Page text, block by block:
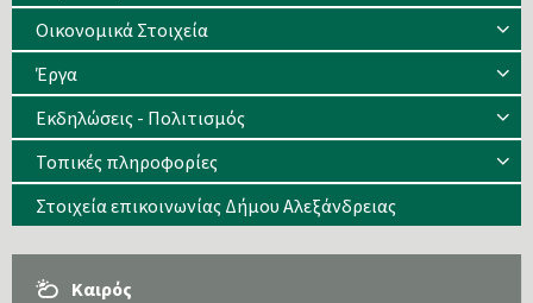
Οικονομικά Στοιχεία
Έργα
Εκδηλώσεις - Πολιτισμός
Τοπικές πληροφορίες
Στοιχεία επικοινωνίας Δήμου Αλεξάνδρειας
Καιρός